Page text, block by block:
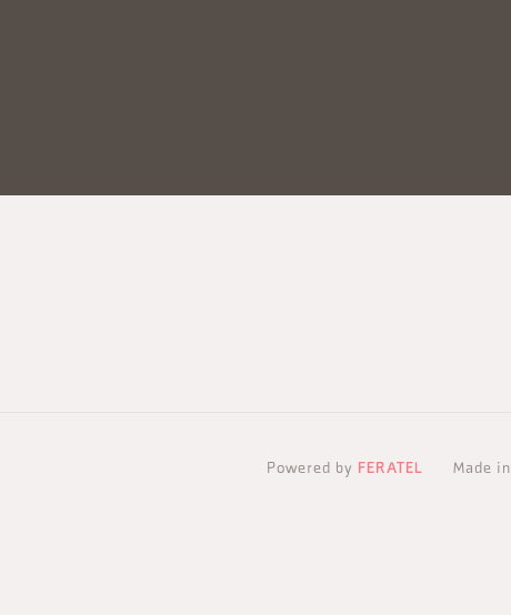
Powered by FERATEL Made in